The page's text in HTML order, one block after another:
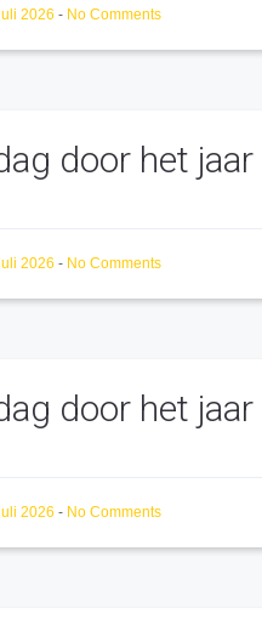
2026 - No Comments
door het jaar
2026 - No Comments
door het jaar
2026 - No Comments